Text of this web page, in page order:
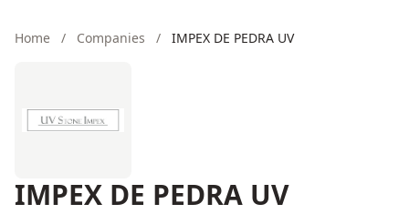
Home / Companies / IMPEX DE PEDRA UV
IMPEX DE PEDRA UV